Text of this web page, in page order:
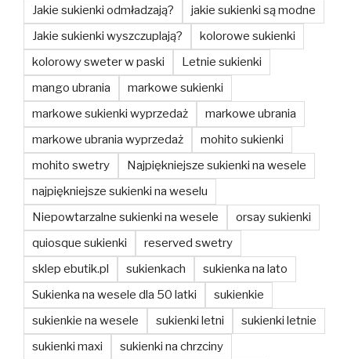
Jakie sukienki odmładzają?
jakie sukienki są modne
Jakie sukienki wyszczuplają?
kolorowe sukienki
kolorowy sweter w paski
Letnie sukienki
mango ubrania
markowe sukienki
markowe sukienki wyprzedaż
markowe ubrania
markowe ubrania wyprzedaż
mohito sukienki
mohito swetry
Najpiękniejsze sukienki na wesele
najpiękniejsze sukienki na weselu
Niepowtarzalne sukienki na wesele
orsay sukienki
quiosque sukienki
reserved swetry
sklep ebutik.pl
sukienkach
sukienka na lato
Sukienka na wesele dla 50 latki
sukienkie
sukienkie na wesele
sukienki letni
sukienki letnie
sukienki maxi
sukienki na chrzciny